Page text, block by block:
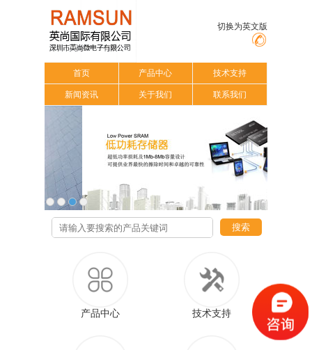
切换为英文版
首页 产品中心 技术支持
新闻资讯 关于我们 联系我们
搜索
产品中心 技术支持